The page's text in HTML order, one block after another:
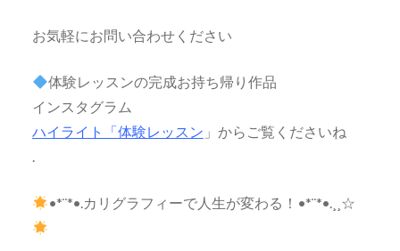
お気軽にお問い合わせください
体験レッスンの完成お持ち帰り作品
インスタグラム
ハイライト「体験レッスン 」からご覧くださいね
.
•*¨*•.カリグラフィーで人生が変わる！•*¨*•.¸¸☆